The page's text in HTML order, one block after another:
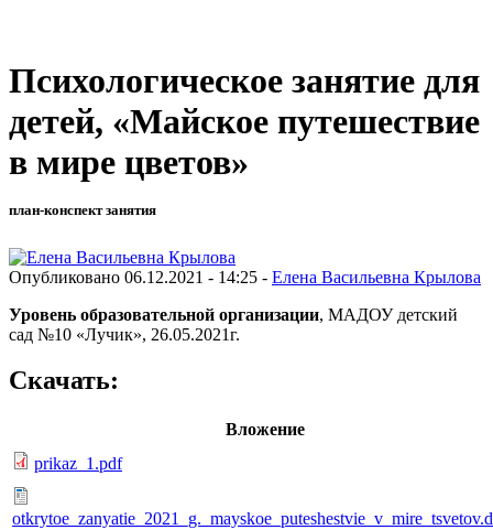
Психологическое занятие для
детей, «Майское путешествие
в мире цветов»
план-конспект занятия
Опубликовано 06.12.2021 - 14:25 - Елена Васильевна Крылова
Уровень образовательной организации, МАДОУ детский
сад №10 «Лучик», 26.05.2021г.
Скачать:
Вложение
prikaz_1.pdf